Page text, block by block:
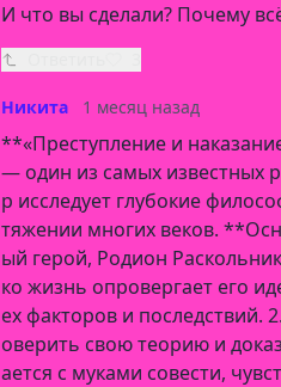
И что вы сделали? Почему
Никита 1 месяц назад
**«Преступление и
— один из самых известных
р исследует глубокие
тяжении многих веков.
ый герой, Родион
ко жизнь опровергает его
ех факторов и последствий.
оверить свою теорию и
ается с муками совести,